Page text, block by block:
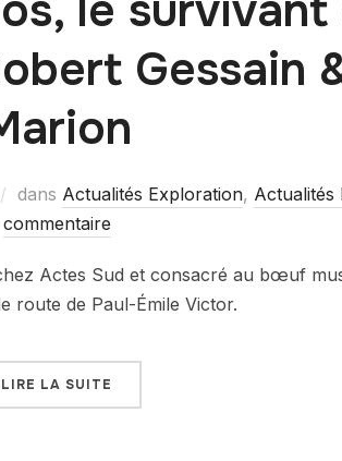
Gessain
dans Actualités Exploration, Actualités
commentaire
Actes Sud et consacré au bœuf
route de Paul-Émile Victor.
LIRE LA SUITE